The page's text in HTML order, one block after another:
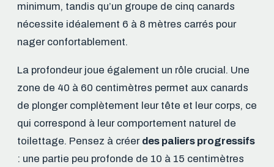
minimum, tandis qu’un groupe de cinq canards
nécessite idéalement 6 à 8 mètres carrés pour
nager confortablement.
La profondeur joue également un rôle crucial. Une
zone de 40 à 60 centimètres permet aux canards
de plonger complètement leur tête et leur corps, ce
qui correspond à leur comportement naturel de
toilettage. Pensez à créer des paliers progressifs
: une partie peu profonde de 10 à 15 centimètres